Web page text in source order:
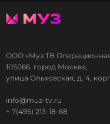
ООО «Муз ТВ
105066, город Москва,
улица Ольховская, д. 4,
info@muz-tv.ru
+ 7(495) 213-18-68